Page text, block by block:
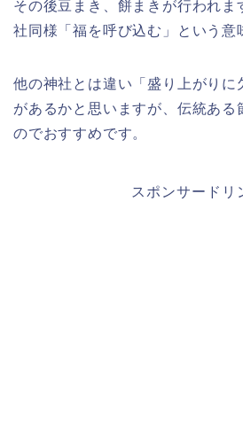
その後豆まき、餅まきが行われま
社同様「福を呼び込む」という意
他の神社とは違い「盛り上がりに
があるかと思いますが、伝統ある
のでおすすめです。
スポンサードリ